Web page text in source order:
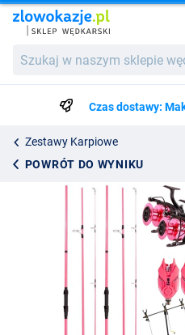
w
wędkarskim...Czas dostawy:
Zestawy Karpiowe
POWRÓT DO WYNIKU
1403.99